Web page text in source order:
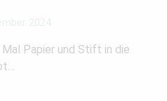
Papier und Stift in die